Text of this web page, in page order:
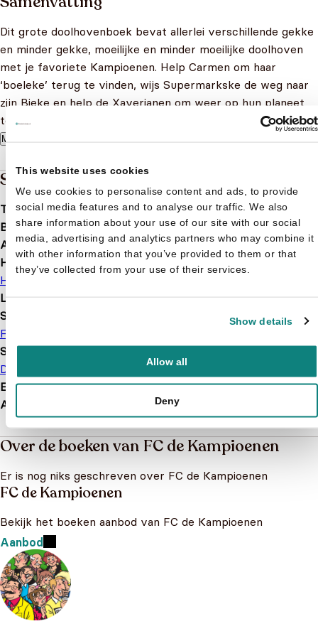
This website uses cookies
We use cookies to personalise content and ads, to provide
social media features and to analyse our traffic. We also
share information about your use of our site with our social
media, advertising and analytics partners who may combine it
with other information that you’ve provided to them or that
they’ve collected from your use of their services.
Show details
Allow all
Deny
Dit grote doolhovenboek bevat allerlei verschillende gekke
en minder gekke, moeilijke en minder moeilijke doolhoven
met je favoriete Kampioenen. Help Carmen om haar
‘boeleke’ terug te vinden, wijs Supermarkske de weg naar
zijn Bieke en help de Xaverianen om weer op hun planeet
te komen. Voor Kampioenenfans vanaf 7 jaar!
Meer lezen
Specificaties
Taalnl
BindwijzePaperback
Aantal pagina's64
Hoofdauteur
Hec Leemans
Leeftijd7 t/m 11 jaar
Serie of karakter
FC de Kampioenen
Soort boek
Doeboek
EAN9789002277450
Afmetingen
Over de boeken van FC de Kampioenen
Er is nog niks geschreven over FC de Kampioenen
FC de Kampioenen
Bekijk het boeken aanbod van FC de Kampioenen
Aanbod